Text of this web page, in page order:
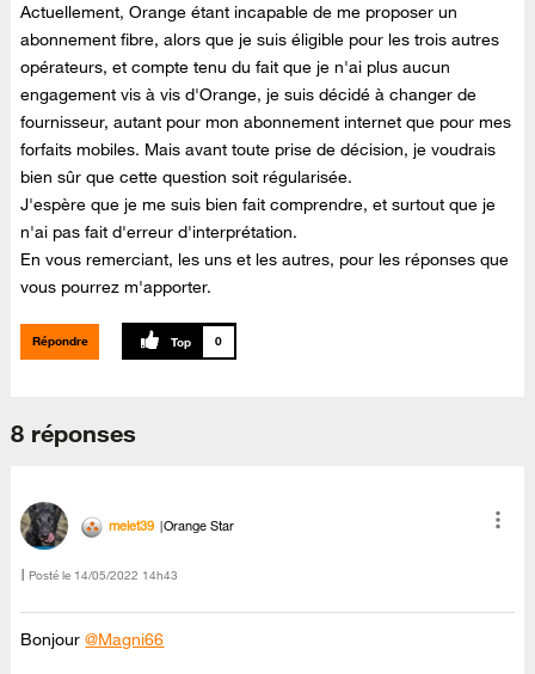
Actuellement, Orange étant incapable de me proposer un
abonnement fibre, alors que je suis éligible pour les trois autres
opérateurs, et compte tenu du fait que je n'ai plus aucun
engagement vis à vis d'Orange, je suis décidé à changer de
fournisseur, autant pour mon abonnement internet que pour mes
forfaits mobiles. Mais avant toute prise de décision, je voudrais
bien sûr que cette question soit régularisée.
J'espère que je me suis bien fait comprendre, et surtout que je
n'ai pas fait d'erreur d'interprétation.
En vous remerciant, les uns et les autres, pour les réponses que
vous pourrez m'apporter.
Répondre 0
8 réponses
melet39 Orange Star
Posté le ‎14/05/2022 14h43
Bonjour@Magni66